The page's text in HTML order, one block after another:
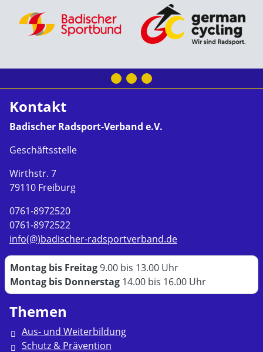
Kontakt
Badischer Radsport-Verband e.V.
Geschäftsstelle
Wirthstr. 7
79110 Freiburg
0761-8972520
0761-8972522
info(@)badischer-radsportverband.de
Montag bis Freitag9.00 bis 13.00 Uhr
Montag bis Donnerstag 14.00 bis 16.00 Uhr
Themen
Aus- und Weiterbildung
Schutz & Prävention